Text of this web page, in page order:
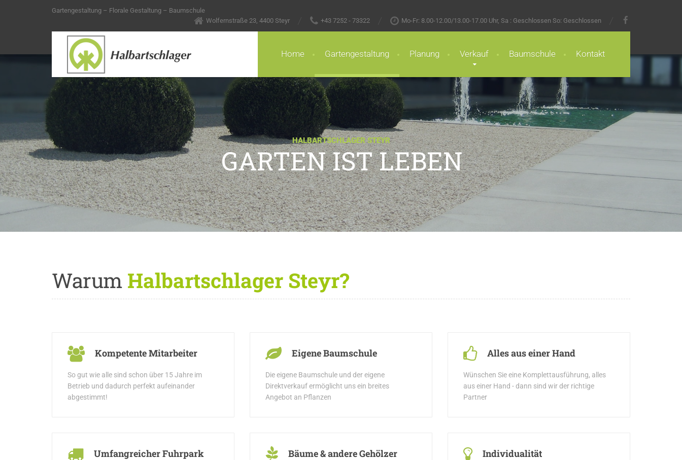
Gartengestaltung – Florale Gestaltung – Baumschule
Wolfernstraße 23, 4400 Steyr
+43 7252 - 73322 Mo-Fr: 8.00-12.00/13.00-17.00 Uhr, Sa : Geschlossen So: Geschlossen
Home Gartengestaltung Planung Verkauf Baumschule Kontakt
GARTEN IST LEBEN
HALBARTSCHLAGER STEYR
Warum Halbartschlager Steyr?
Kompetente Mitarbeiter
So gut wie alle sind schon über 15 Jahre im
Betrieb und dadurch perfekt aufeinander
abgestimmt!
Umfangreicher Fuhrpark
Eigene Baumschule
Die eigene Baumschule und der eigene
Direktverkauf ermöglicht uns ein breites
Angebot an Pflanzen
Bäume & andere Gehölzer
Alles aus einer Hand
Wünschen Sie eine Komplettausführung, alles
aus einer Hand - dann sind wir der richtige
Partner
Individualität